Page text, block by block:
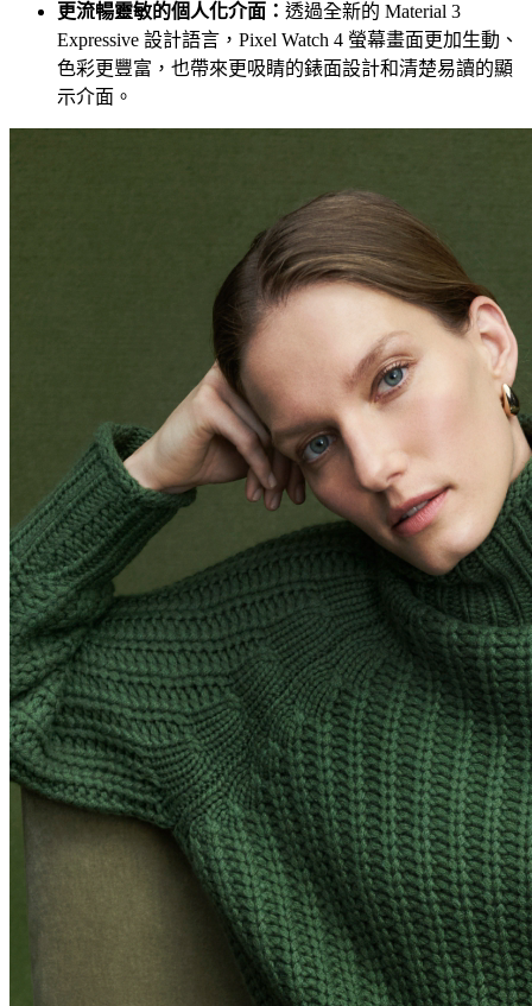
更流暢靈敏的個人化介面： 透過全新的 Material 3
Expressive 設計語言，Pixel Watch 4 螢幕畫面更加生動、
色彩更豐富，也帶來更吸睛的錶面設計和清楚易讀的顯
示介面。